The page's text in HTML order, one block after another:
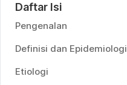
Daftar Isi
Pengenalan
Definisi dan Epidemiologi
Etiologi